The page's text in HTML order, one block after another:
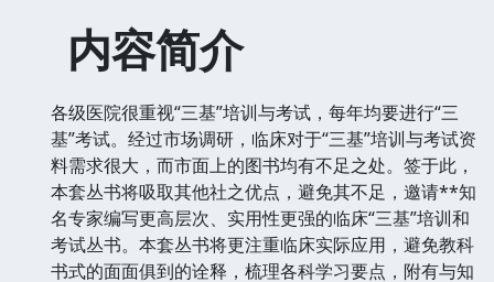
内容简介
各级医院很重视“三基”培训与考试，每年均要进行“三
基”考试。经过市场调研，临床对于“三基”培训与考试资
料需求很大，而市面上的图书均有不足之处。签于此，
本套丛书将吸取其他社之优点，避免其不足，邀请**知
名专家编写更高层次、实用性更强的临床“三基”培训和
考试丛书。本套丛书将更注重临床实际应用，避免教科
书式的面面俱到的诠释，梳理各科学习要点，附有与知